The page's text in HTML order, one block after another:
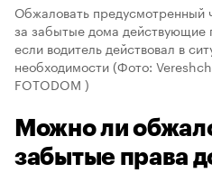
Обжаловать
за забытые дома действующие
если водитель действовал в
необходимости(Фото:
FOTODOM )
Можно ли
забытые права